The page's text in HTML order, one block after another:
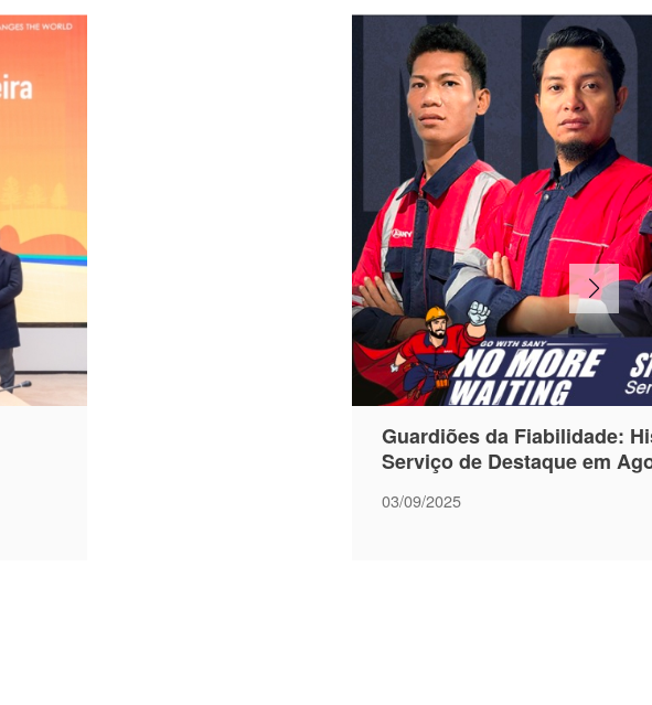
Guardiões da Fiabilidade:
Serviço de Destaque em
03/09/2025